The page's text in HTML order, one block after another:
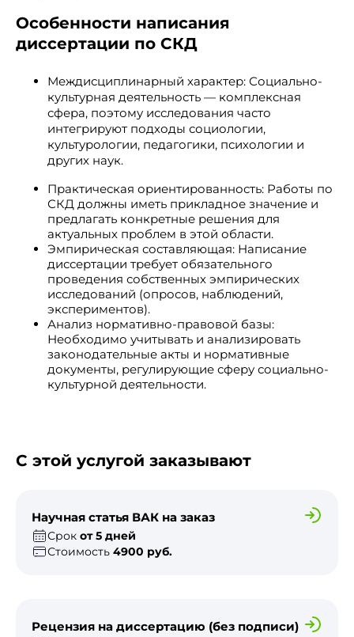
Особенности написания
диссертации по СКД
Междисциплинарный характер: Социально-
культурная деятельность — комплексная
сфера, поэтому исследования часто
интегрируют подходы социологии,
культурологии, педагогики, психологии и
других наук.
Практическая ориентированность: Работы по
СКД должны иметь прикладное значение и
предлагать конкретные решения для
актуальных проблем в этой области.
Эмпирическая составляющая: Написание
диссертации требует обязательного
проведения собственных эмпирических
исследований (опросов, наблюдений,
экспериментов).
Анализ нормативно-правовой базы:
Необходимо учитывать и анализировать
законодательные акты и нормативные
документы, регулирующие сферу социально-
культурной деятельности.
С этой услугой заказывают
Научная статья ВАК на заказ
Срок от 5 дней
Стоимость 4900 руб.
Рецензия на диссертацию (без подписи)